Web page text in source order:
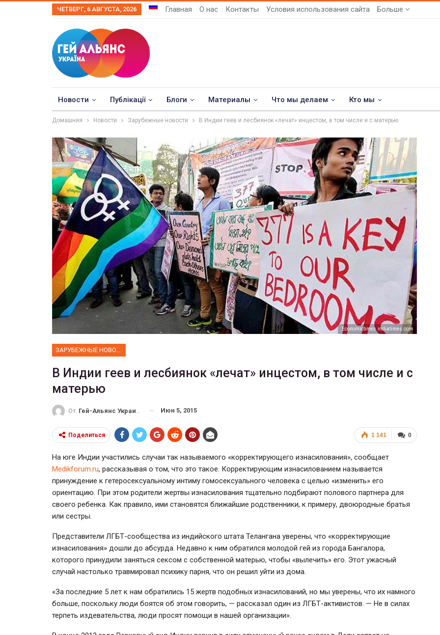
ЧЕТВЕРГ, 6 АВГУСТА, 2026 Главная О нас Контакты Условия использования сайта Больше
Новости Публікації Блоги Материалы Что мы делаем Кто мы
Домашняя Новости Зарубежные новости В Индии геев и лесбиянок «лечат» инцестом, в том числе и с матерью
Еconomictimes.indiatimes.com
ЗАРУБЕЖНЫЕ НОВОСТИ
В Индии геев и лесбиянок «лечат» инцестом, в том числе и с
матерью
От Гей-Альянс Украина Июн 5, 2015
0
1 141
Поделиться
На юге Индии участились случаи так называемого «корректирующего изнасилования», сообщает
Мedikforum.ru, рассказывая о том, что это такое. Корректирующим изнасилованием называется
принуждение к гетеросексуальному интиму гомосексуального человека с целью «изменить» его
ориентацию. При этом родители жертвы изнасилования тщательно подбирают полового партнера для
своего ребенка. Как правило, ими становятся ближайшие родственники, к примеру, двоюродные братья
или сестры.
Представители ЛГБТ-сообщества из индийского штата Телангана уверены, что «корректирующие
изнасилования» дошли до абсурда. Недавно к ним обратился молодой гей из города Бангалора,
которого принудили заняться сексом с собственной матерью, чтобы «вылечить» его. Этот ужасный
случай настолько травмировал психику парня, что он решил уйти из дома.
«За последние 5 лет к нам обратились 15 жертв подобных изнасилований, но мы уверены, что их намного
больше, поскольку люди боятся об этом говорить, — рассказал один из ЛГБТ-активистов. — Не в силах
терпеть издевательства, люди просят помощи в нашей организации».
ФОТО
В Берлине отпраздновали
легализацию гей-браков
Июл 2, 2017 0
ФОТО
Марш равенства в Киеве, 2017
Июн 20, 2017 0
Марши равенства,
и